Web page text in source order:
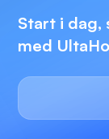
Start i dag,
med